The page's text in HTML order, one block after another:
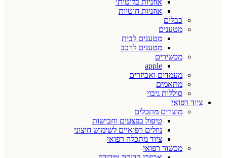
אוזניות בלוטות׳
אוזניות חוטיות
כבלים
מטענים
מטענים לבית
מטענים לרכב
מכשירים
apple
מעמדים ואביזרים
מתאמים
סוללות גיבוי
ציוד רפואי
מוצרים מתכלים
טיפול בפצעים וחבישות
נוזלים רפואיים לשימוש חיצוני
ציוד מתכלה רפואי
מכשור רפואי